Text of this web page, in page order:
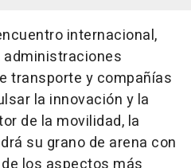
internacional,
administraciones
transporte y compañías
la innovación y la
de la movilidad, la
su grano de arena con